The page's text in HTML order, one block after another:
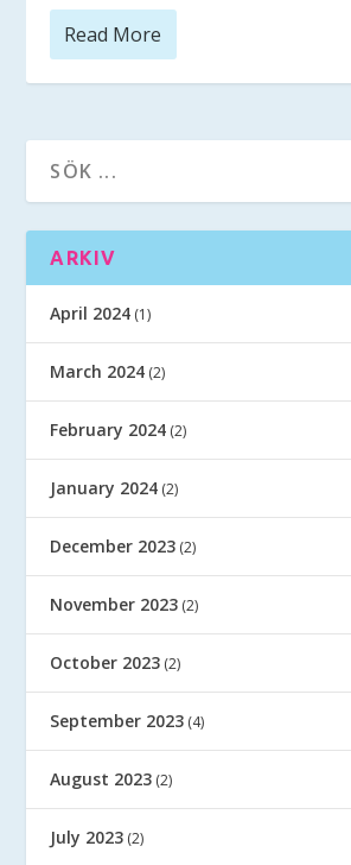
Read More
ARKIV
April 2024 (1)
March 2024 (2)
February 2024 (2)
January 2024 (2)
December 2023 (2)
November 2023 (2)
October 2023 (2)
September 2023 (4)
August 2023 (2)
July 2023 (2)